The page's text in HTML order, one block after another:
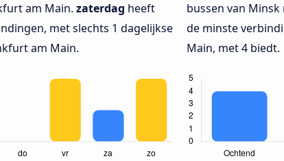
am Main. zaterdag heeft
met slechts 1 dagelijkse
am Main.
bussen van
de minste
Main, met 4 biedt.